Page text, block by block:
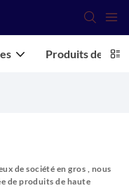
Produits de
de société en gros , nous
de produits de haute